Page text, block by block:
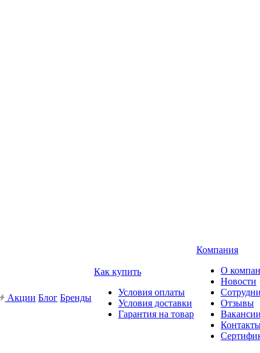
Акции Блог Бренды
Как купить
Условия оплаты
Условия доставки
Гарантия на товар
Компания
О
Новости
Отзывы